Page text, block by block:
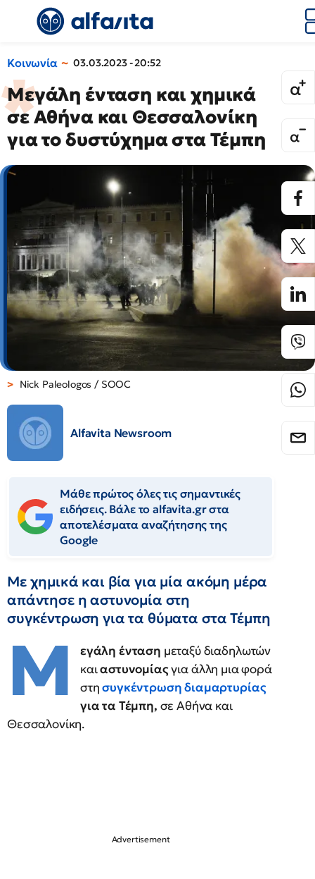
Κοινωνία 03.03.2023 - 20:52
Μεγάλη ένταση και χημικά
σε Αθήνα και Θεσσαλονίκη
για το δυστύχημα στα Τέμπη
Nick Paleologos / SOOC
Alfavita Newsroom
Μάθε πρώτος όλες τις σημαντικές
ειδήσεις. Βάλε το alfavita.gr στα
αποτελέσματα αναζήτησης της
Google
Με χημικά και βία για μία ακόμη μέρα
απάντησε η αστυνομία στη
συγκέντρωση για τα θύματα στα Τέμπη
Μ εγάλη ένταση μεταξύ διαδηλωτών
καιαστυνομίαςγια άλλη μια φορά
στησυγκέντρωση διαμαρτυρίας
για τα Τέμπη, σε Αθήνα και
Θεσσαλονίκη.